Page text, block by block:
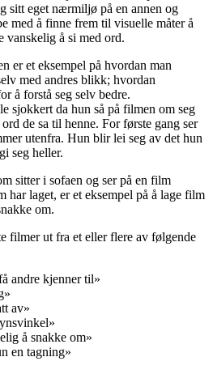
sitt eget nærmiljø på en annen og
med å finne frem til visuelle måter å
vanskelig å si med ord.
er et eksempel på hvordan man
med andres blikk; hvordan
å forstå seg selv bedre.
sjokkert da hun så på filmen om seg
de sa til henne. For første gang ser
utenfra. Hun blir lei seg av det hun
seg heller.
sitter i sofaen og ser på en film
har laget, er et eksempel på å lage film
om.
filmer ut fra et eller flere av følgende
andre kjenner til»
av»
å snakke om»
en tagning»